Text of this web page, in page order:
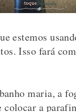
estemos
Isso fará
maria, a
a